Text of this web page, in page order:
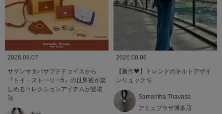
2026.08.07
サマンサタバサプチチョイスから
『トイ・ストーリー5』の世界観が楽
しめるコレクションアイテムが登場
🚀
2026.08.06
【新作🖤】トレンドのキルトデザイ
ンリュック🫧
Samantha Thavasa
アミュプラザ博多店